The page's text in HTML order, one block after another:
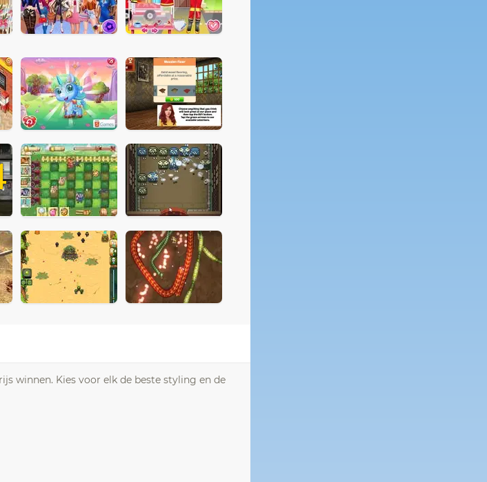
winnen. Kies voor elk de beste styling en de